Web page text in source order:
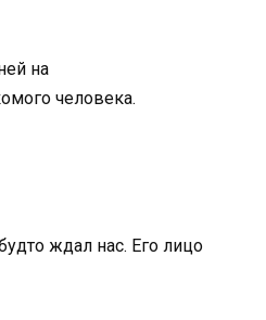
на
человека.
ждал нас. Его лицо